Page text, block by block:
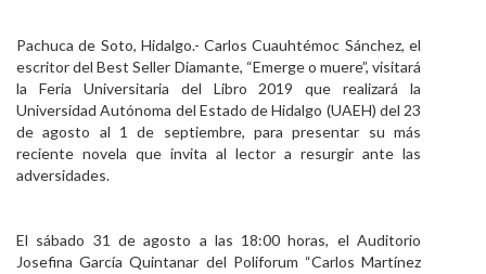
Visitantes
Pachuca de Soto, Hidalgo.- Carlos Cuauhtémoc Sánchez, el
escritor del Best Seller Diamante, “Emerge o muere”, visitará
la Feria Universitaria del Libro 2019 que realizará la
Universidad Autónoma del Estado de Hidalgo (UAEH) del 23
de agosto al 1 de septiembre, para presentar su más
reciente novela que invita al lector a resurgir ante las
adversidades.
El sábado 31 de agosto a las 18:00 horas, el Auditorio
Josefina García Quintanar del Poliforum “Carlos Martínez